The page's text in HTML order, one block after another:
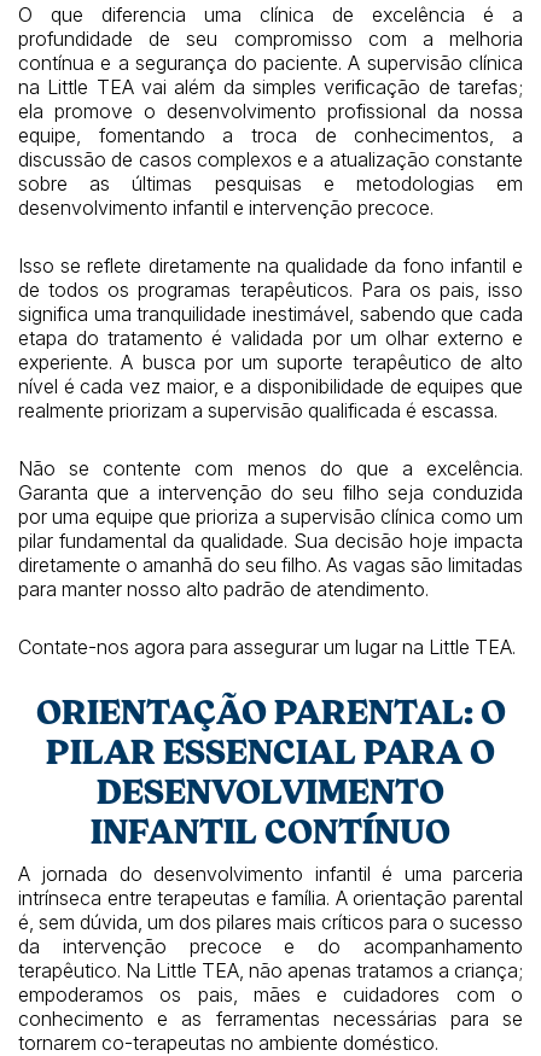
O que diferencia uma clínica de excelência é a
profundidade de seu compromisso com a melhoria
contínua e a segurança do paciente. A supervisão clínica
na Little TEA vai além da simples verificação de tarefas;
ela promove o desenvolvimento profissional da nossa
equipe, fomentando a troca de conhecimentos, a
discussão de casos complexos e a atualização constante
sobre as últimas pesquisas e metodologias em
desenvolvimento infantil e intervenção precoce.
Isso se reflete diretamente na qualidade da fono infantil e
de todos os programas terapêuticos. Para os pais, isso
significa uma tranquilidade inestimável, sabendo que cada
etapa do tratamento é validada por um olhar externo e
experiente. A busca por um suporte terapêutico de alto
nível é cada vez maior, e a disponibilidade de equipes que
realmente priorizam a supervisão qualificada é escassa.
Não se contente com menos do que a excelência.
Garanta que a intervenção do seu filho seja conduzida
por uma equipe que prioriza a supervisão clínica como um
pilar fundamental da qualidade. Sua decisão hoje impacta
diretamente o amanhã do seu filho. As vagas são limitadas
para manter nosso alto padrão de atendimento.
Contate-nos agora para assegurar um lugar na Little TEA.
ORIENTAÇÃO PARENTAL: O
PILAR ESSENCIAL PARA O
DESENVOLVIMENTO
INFANTIL CONTÍNUO
A jornada do desenvolvimento infantil é uma parceria
intrínseca entre terapeutas e família. A orientação parental
é, sem dúvida, um dos pilares mais críticos para o sucesso
da intervenção precoce e do acompanhamento
terapêutico. Na Little TEA, não apenas tratamos a criança;
empoderamos os pais, mães e cuidadores com o
conhecimento e as ferramentas necessárias para se
tornarem co-terapeutas no ambiente doméstico.